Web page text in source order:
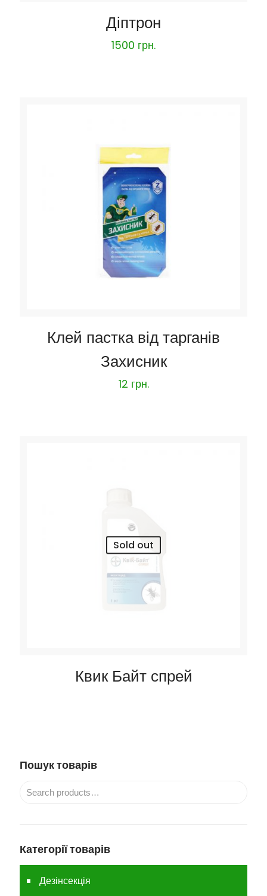
Діптрон
1500 грн.
Клей пастка від тарганів
Захисник
12 грн.
Sold out
Квик Байт спрей
Пошук товарів
Категорії товарів
Дезінсекція